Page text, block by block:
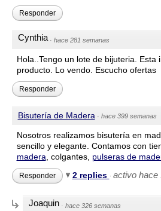
Responder
Cynthia · hace 281 semanas
Hola..Tengo un lote de bijuteria. Esta
producto. Lo vendo. Escucho ofertas
Responder
Bisutería de Madera · hace 399 semanas
Nosotros realizamos bisutería en
sencillo y elegante. Contamos con
madera, colgantes, pulseras de
Responder 2 replies · activo hace
Joaquin · hace 326 semanas